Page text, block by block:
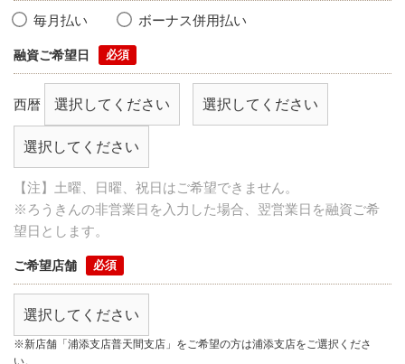
毎月払い ボーナス併用払い
融資ご希望日
西暦
【注】土曜、日曜、祝日はご希望できません。
※ろうきんの非営業日を入力した場合、翌営業日を融資ご希
望日とします。
ご希望店舗
※新店舗「浦添支店普天間支店」をご希望の方は浦添支店をご選択くださ
い。